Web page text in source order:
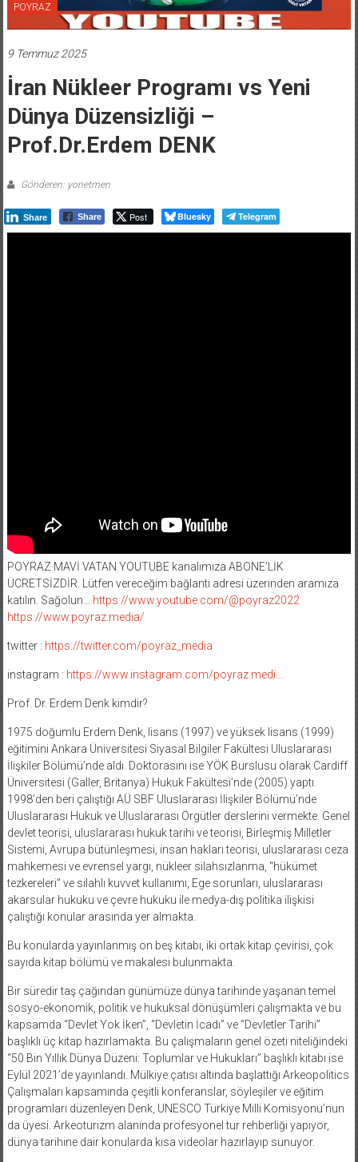
POYRAZ
9 Temmuz 2025
İran Nükleer Programı vs Yeni
Dünya Düzensizliği –
Prof.Dr.Erdem DENK
Gönderen: yonetmen
Share Share Post Bluesky Telegram
POYRAZ MAVİ VATAN YOUTUBE kanalımıza ABONE’LİK
ÜCRETSİZDİR. Lütfen vereceğim bağlantı adresi üzerinden aramıza
katılın. Sağolun… https://www.youtube.com/@poyraz2022
https://www.poyraz.media/
twitter : https://twitter.com/poyraz_media
instagram : https://www.instagram.com/poyraz.medi…
Prof. Dr. Erdem Denk kimdir?
1975 doğumlu Erdem Denk, lisans (1997) ve yüksek lisans (1999)
eğitimini Ankara Üniversitesi Siyasal Bilgiler Fakültesi Uluslararası
İlişkiler Bölümü’nde aldı. Doktorasını ise YÖK Burslusu olarak Cardiff
Üniversitesi (Galler, Britanya) Hukuk Fakültesi’nde (2005) yaptı.
1998’den beri çalıştığı AÜ SBF Uluslararası İlişkiler Bölümü’nde
Uluslararası Hukuk ve Uluslararası Örgütler derslerini vermekte. Genel
devlet teorisi, uluslararası hukuk tarihi ve teorisi, Birleşmiş Milletler
Sistemi, Avrupa bütünleşmesi, insan hakları teorisi, uluslararası ceza
mahkemesi ve evrensel yargı, nükleer silahsızlanma, “hükümet
tezkereleri” ve silahlı kuvvet kullanımı, Ege sorunları, uluslararası
akarsular hukuku ve çevre hukuku ile medya-dış politika ilişkisi
çalıştığı konular arasında yer almakta.
Bu konularda yayınlanmış on beş kitabı, iki ortak kitap çevirisi, çok
sayıda kitap bölümü ve makalesi bulunmakta.
Bir süredir taş çağından günümüze dünya tarihinde yaşanan temel
sosyo-ekonomik, politik ve hukuksal dönüşümleri çalışmakta ve bu
kapsamda “Devlet Yok İken”, “Devletin İcadı” ve “Devletler Tarihi”
başlıklı üç kitap hazırlamakta. Bu çalışmaların genel özeti niteliğindeki
“50 Bin Yıllık Dünya Düzeni: Toplumlar ve Hukukları” başlıklı kitabı ise
Eylül 2021’de yayınlandı. Mülkiye çatısı altında başlattığı Arkeopolitics
Çalışmaları kapsamında çeşitli konferanslar, söyleşiler ve eğitim
programları düzenleyen Denk, UNESCO Türkiye Milli Komisyonu’nun
da üyesi. Arkeoturizm alanında profesyonel tur rehberliği yapıyor,
dünya tarihine dair konularda kısa videolar hazırlayıp sunuyor.